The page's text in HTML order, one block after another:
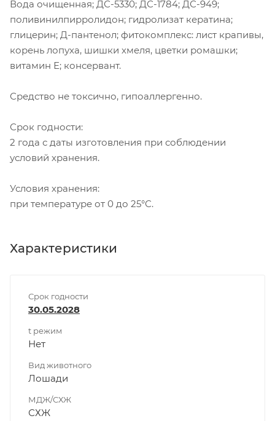
Вода очищенная; ДС-5330; ДС-1784; ДС-949;
поливинилпирролидон; гидролизат кератина;
глицерин; Д-пантенол; фитокомплекс: лист крапивы,
корень лопуха, шишки хмеля, цветки ромашки;
витамин Е; консервант.
Средство не токсично, гипоаллергенно.
Срок годности:
2 года с даты изготовления при соблюдении
условий хранения.
Условия хранения:
при температуре от 0 до 25°С.
Характеристики
Срок годности
30.05.2028
t режим
Нет
Вид животного
Лошади
МДЖ/СХЖ
СХЖ